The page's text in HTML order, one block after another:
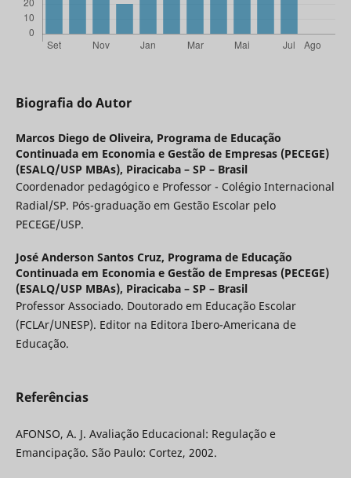
Biografia do Autor
Marcos Diego de Oliveira, Programa de Educação
Continuada em Economia e Gestão de Empresas (PECEGE)
(ESALQ/USP MBAs), Piracicaba – SP – Brasil
Coordenador pedagógico e Professor - Colégio Internacional
Radial/SP. Pós-graduação em Gestão Escolar pelo
PECEGE/USP.
José Anderson Santos Cruz, Programa de Educação
Continuada em Economia e Gestão de Empresas (PECEGE)
(ESALQ/USP MBAs), Piracicaba – SP – Brasil
Professor Associado. Doutorado em Educação Escolar
(FCLAr/UNESP). Editor na Editora Ibero-Americana de
Educação.
Referências
AFONSO, A. J. Avaliação Educacional: Regulação e
Emancipação. São Paulo: Cortez, 2002.